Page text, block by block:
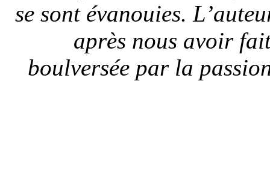
se sont évanouies.
après nous avoir
boulversée par la